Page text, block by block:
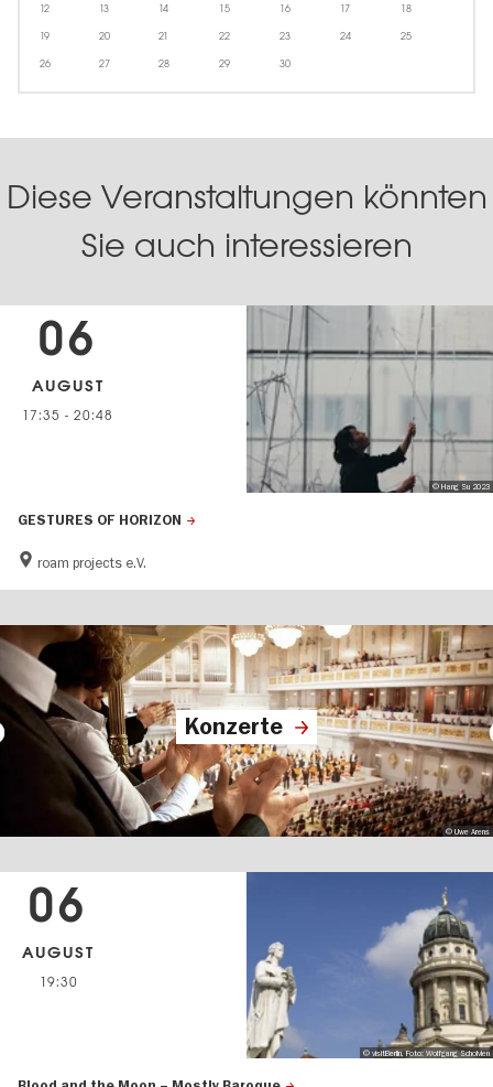
12 13 14 15 16 17 18
19 20 21 22 23 24 25
26 27 28 29 30
Diese Veranstaltungen könnten
Sie auch interessieren
GESTURES OF HORIZON
roam projects e.V.
06
AUGUST
17:35 - 20:48
© Hang Su 2023
Konzerte
© Uwe Arens
06
AUGUST
19:30
© visitBerlin, Foto: Wolfgang Scholvien